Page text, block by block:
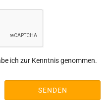
ich zur Kenntnis genommen.
SENDEN